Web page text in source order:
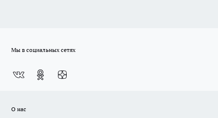
Мы в социальных сетях
О нас